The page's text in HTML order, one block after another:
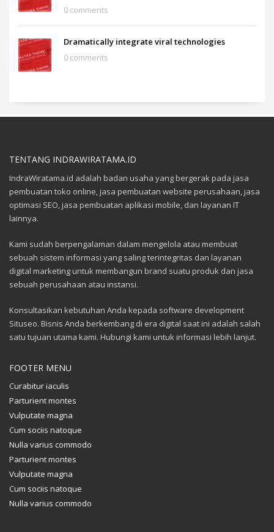
0 comments
Dramatically integrate viral technologies
0 comments
TENTANG INDRAWIRATAMA.ID
IndraWiratama.id adalah badan usaha yang bergerak pada jasa
pembuatan toko online, jasa pembuatan website perusahaan, jasa
optimasi SEO, jasa pembuatan aplikasi mobile, dan layanan IT
lainnya.
Kami sudah berpengalaman dalam mengelola atau membuat
sebuah sistem informasi yang saling terintegritas dan layanan
digital marketing untuk membangun brand suatu produk dan jasa
sebuah perusahaan atau instansi.
Konsultasikan kebutuhan Anda kepada software development
Situseo. Bisnis Anda berkembang di era digital saat ini adalah salah
satu tujuan utama kami. Hubungi kami untuk informasi lebih lanjut.
FOOTER MENU
Curabitur iaculis
Parturient montes
Vulputate magna
Cum sociis natoque
Nulla varius commodo
Parturient montes
Vulputate magna
Cum sociis natoque
Nulla varius commodo